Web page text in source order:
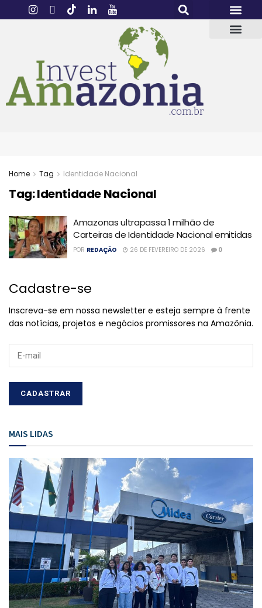
Home Tag Identidade Nacional
Tag:Identidade Nacional
Amazonas ultrapassa 1 milhão de
Carteiras de Identidade Nacional emitidas
POR REDAÇÃO 26 DE FEVEREIRO DE 2026 0
Cadastre-se
Inscreva-se em nossa newsletter e esteja sempre à frente
das notícias, projetos e negócios promissores na Amazônia.
MAIS LIDAS